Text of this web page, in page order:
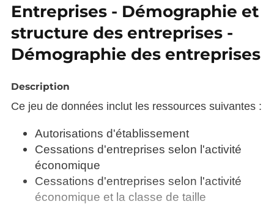
Entreprises - Démographie et
structure des entreprises -
Démographie des entreprises
Description
Ce jeu de données inclut les ressources suivantes :
Autorisations d'établissement
Cessations d'entreprises selon l'activité
économique
Cessations d'entreprises selon l'activité
économique et la classe de taille